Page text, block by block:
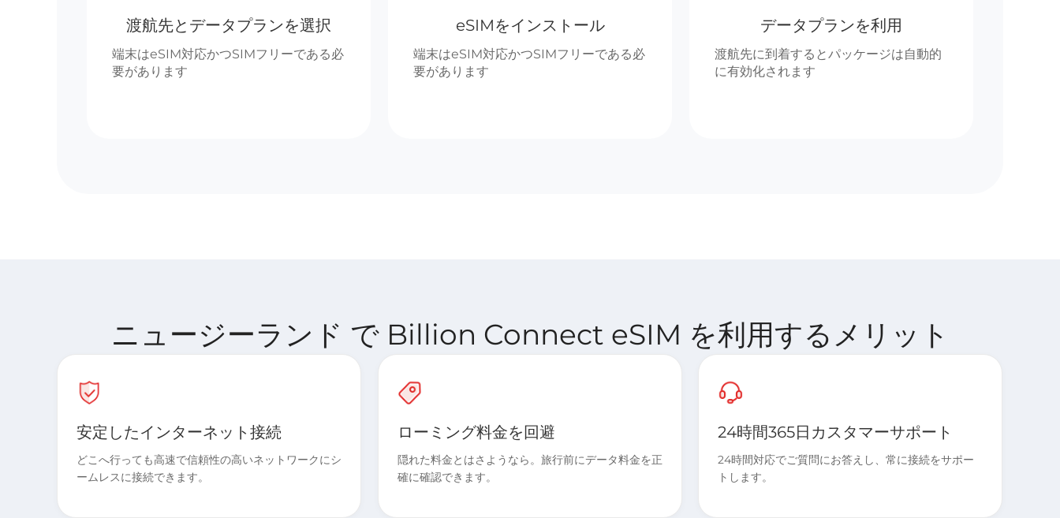
渡航先とデータプランを選択
端末はeSIM対応かつSIMフリーである必
要があります
eSIMをインストール
端末はeSIM対応かつSIMフリーである必
要があります
データプランを利用
渡航先に到着するとパッケージは自動的
に有効化されます
ニュージーランド で Billion Connect eSIM を利用するメリット
安定したインターネット接続
どこへ行っても高速で信頼性の高いネットワークにシ
ームレスに接続できます。
ローミング料金を回避
隠れた料金とはさようなら。旅行前にデータ料金を正
確に確認できます。
24時間365日カスタマーサポート
24時間対応でご質問にお答えし、常に接続をサポー
トします。